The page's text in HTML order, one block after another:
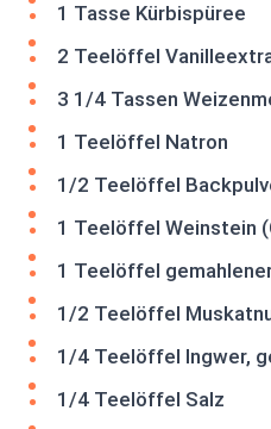
1 Tasse Kürbispüree
2 Teelöffel
3 1/4 Tassen
1 Teelöffel Natron
1/2 Teelöffel
1 Teelöffel Weinstein
1 Teelöffel
1/2 Teelöffel
1/4 Teelöffel Ingwer,
1/4 Teelöffel Salz